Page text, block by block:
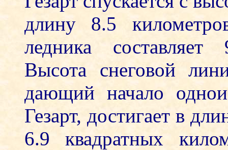
длину 8.5
ледника
Высота снеговой
дающий начало
Гезарт, достигает в
6.9 квадратных